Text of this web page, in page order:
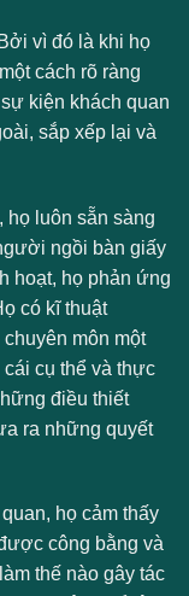
vì đó là khi họ
cách rõ ràng
kiện khách quan
sắp xếp lại và
họ luôn sẵn sàng
ngồi bàn giấy
hoạt, họ phản ứng
có kĩ thuật
môn một
cụ thể và thực
điều thiết
ra những quyết
họ cảm thấy
công bằng và
thế nào gây tác